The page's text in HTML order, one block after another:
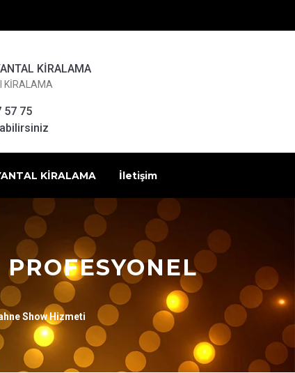
KİRALAMA
KİRALAMA
57 75
KİRALAMA İletişim
Show Hizmeti